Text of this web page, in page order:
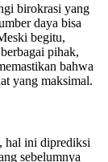
birokrasi yang
daya bisa
begitu,
pihak,
bahwa
yang maksimal.
hal ini diprediksi
sebelumnya